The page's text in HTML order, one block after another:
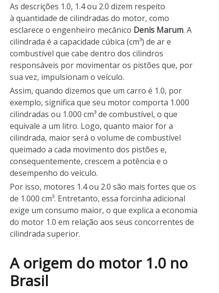
As descrições 1.0, 1.4 ou 2.0 dizem respeito
à quantidade de cilindradas do motor, como
esclarece o engenheiro mecânico Denis Marum. A
cilindrada é a capacidade cúbica (cm³) de ar e
combustível que cabe dentro dos cilindros
responsáveis por movimentar os pistões que, por
sua vez, impulsionam o veículo.
Assim, quando dizemos que um carro é 1.0, por
exemplo, significa que seu motor comporta 1.000
cilindradas ou 1.000 cm³ de combustível, o que
equivale a um litro. Logo, quanto maior for a
cilindrada, maior será o volume de combustível
queimado a cada movimento dos pistões e,
consequentemente, crescem a potência e o
desempenho do veículo.
Por isso, motores 1.4 ou 2.0 são mais fortes que os
de 1.000 cm³. Entretanto, essa forcinha adicional
exige um consumo maior, o que explica a economia
do motor 1.0 em relação aos seus concorrentes de
cilindrada superior.
A origem do motor 1.0 no
Brasil